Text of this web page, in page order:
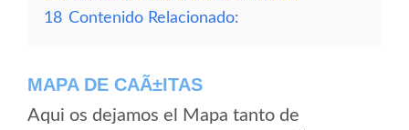
18 Contenido Relacionado:
MAPA DE CAÃ±ITAS
Aqui os dejamos el Mapa tanto de